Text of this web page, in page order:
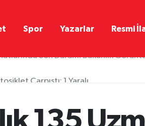
Spor Yazarlar Resmi